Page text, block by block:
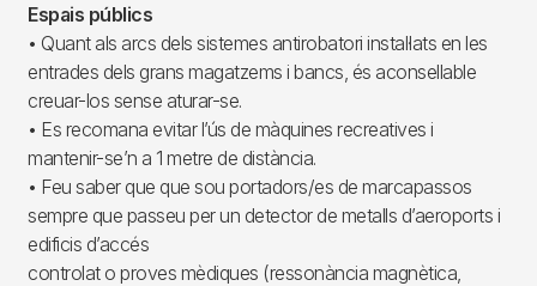
Espais públics
• Quant als arcs dels sistemes antirobatori instal·lats en les
entrades dels grans magatzems i bancs, és aconsellable
creuar-los sense aturar-se.
• Es recomana evitar l’ús de màquines recreatives i
mantenir-se’n a 1 metre de distància.
• Feu saber que que sou portadors/es de marcapassos
sempre que passeu per un detector de metalls d’aeroports i
edificis d’accés
controlat o proves mèdiques (ressonància magnètica,